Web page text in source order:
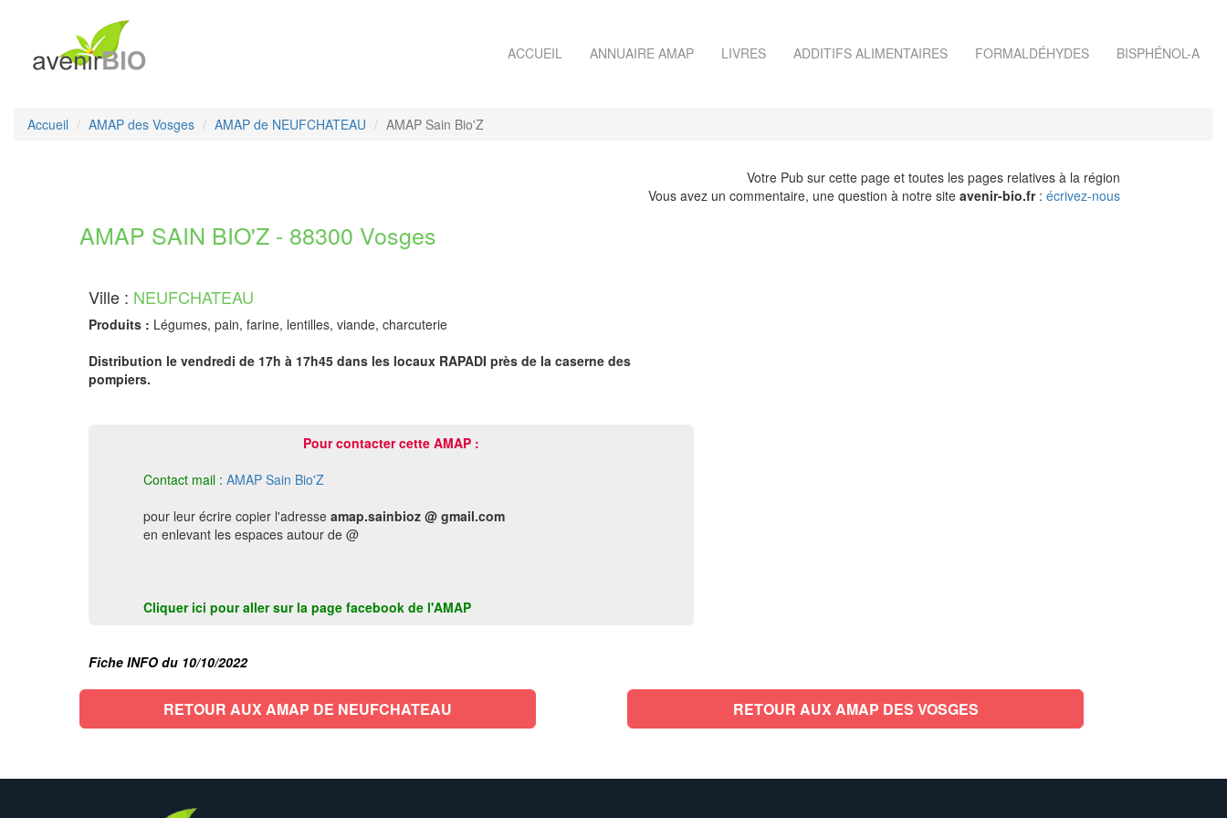
ACCUEIL ANNUAIRE AMAP LIVRES ADDITIFS ALIMENTAIRES FORMALDÉHYDES BISPHÉNOL-A
Accueil AMAP des Vosges AMAP de NEUFCHATEAU AMAP Sain Bio'Z
Votre Pub sur cette page et toutes les pages relatives à la région
Vous avez un commentaire, une question à notre site avenir-bio.fr: écrivez-nous
AMAP SAIN BIO'Z - 88300 Vosges
Ville : NEUFCHATEAU
Produits : Légumes, pain, farine, lentilles, viande, charcuterie
Distribution le vendredi de 17h à 17h45 dans les locaux RAPADI près de la caserne des
pompiers.
Pour contacter cette AMAP :
Contact mail : AMAP Sain Bio'Z
pour leur écrire copier l'adresse amap.sainbioz @ gmail.com
en enlevant les espaces autour de @
Cliquer ici pour aller sur la page facebook de l'AMAP
Fiche INFO du 10/10/2022
RETOUR AUX AMAP DE NEUFCHATEAU RETOUR AUX AMAP DES VOSGES